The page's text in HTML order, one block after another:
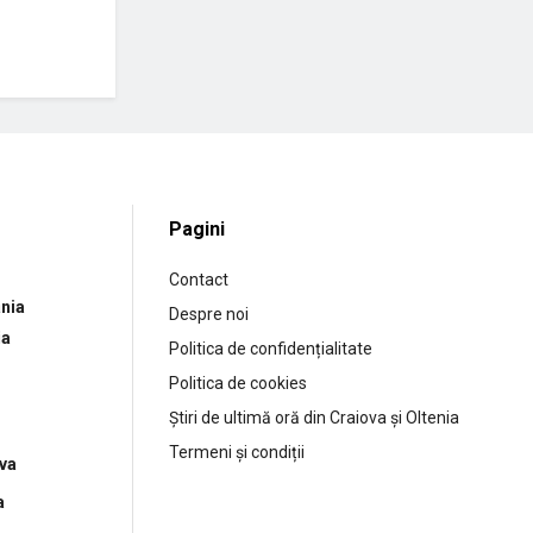
Pagini
Contact
Despre noi
Politica de confidențialitate
Politica de cookies
Știri de ultimă oră din Craiova și Oltenia
Termeni și condiții